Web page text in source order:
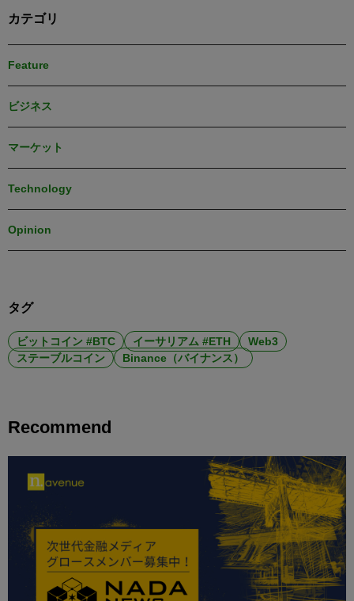
カテゴリ
Feature
ビジネス
マーケット
Technology
Opinion
タグ
ビットコイン #BTC イーサリアム #ETH
Web3
ステーブルコイン
Binance（バイナンス）
Recommend